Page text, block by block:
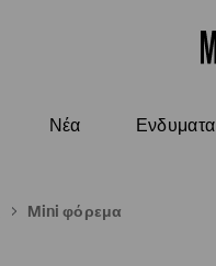
Νέα Ενδυματα
Mini φόρεμα